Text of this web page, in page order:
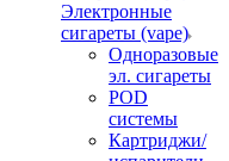
Электронные
сигареты (vape)
Одноразовые
эл. сигареты
POD
системы
Картриджи/